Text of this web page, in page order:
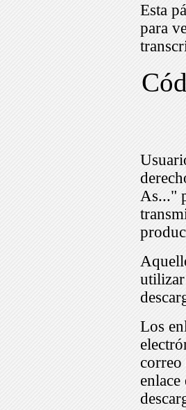
Esta
para
As..."
utilizar
Los
correo